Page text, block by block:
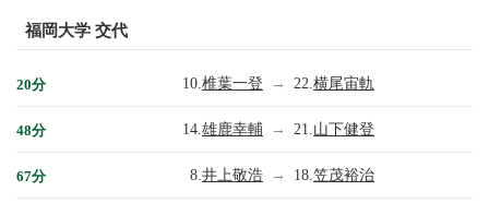
福岡大学 交代
20分 10. 椎葉一登 → 22. 横尾宙軌
48分 14. 雄鹿幸輔 → 21. 山下健登
67分 8. 井上敬浩 → 18. 笠茂裕治